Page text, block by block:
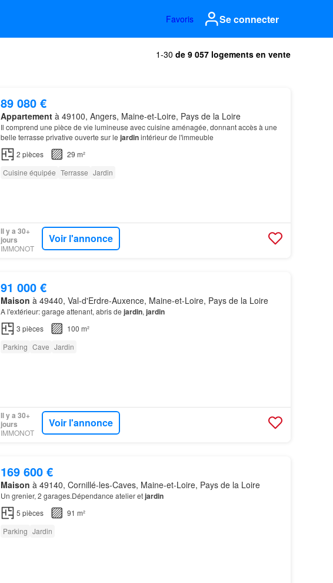
Favoris Se connecter
1-30 de 9 057 logements en vente
89 080 €
Appartementà 49100, Angers, Maine-et-Loire, Pays de la Loire
Il comprend une pièce de vie lumineuse avec cuisine aménagée, donnant accès à une
belle terrasse privative ouverte sur le jardinintérieur de l'immeuble
2 pièces
29 m²
Cuisine équipée Terrasse Jardin
Il y a 30+
jours
IMMONOT
Voir l'annonce
91 000 €
Maison à 49440, Val-d'Erdre-Auxence, Maine-et-Loire, Pays de la Loire
A l'extérieur: garage attenant, abris de jardin, jardin
3 pièces
100 m²
Parking Cave Jardin
Il y a 30+
jours
IMMONOT
Voir l'annonce
169 600 €
Maison à 49140, Cornillé-les-Caves, Maine-et-Loire, Pays de la Loire
Un grenier, 2 garages.Dépendance atelier etjardin
5 pièces
91 m²
Parking Jardin